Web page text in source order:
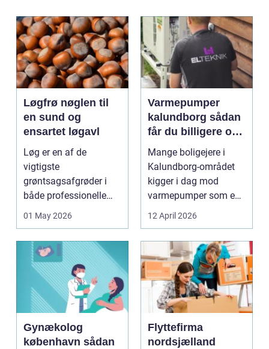
Løgfrø nøglen til
en sund og
ensartet løgavl
Løg er en af de
vigtigste
grøntsagsafgrøder i
både professionelle
køkkenhaver og større
landbrugspro...
01 May 2026
Varmepumper
kalundborg sådan
får du billigere og
mere bæredygtig
varme
Mange boligejere i
Kalundborg-området
kigger i dag mod
varmepumper som en
vej til lavere
varmeregnin...
12 April 2026
Gynækolog
københavn sådan
Flyttefirma
nordsjælland